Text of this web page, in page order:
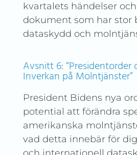
kvartalets händelser
dokument som har stor
dataskydd och
Avsnitt 6: “Presidentorder
Inverkan på Molntjänster”
President Bidens nya
potential att förändra
amerikanska
vad detta innebär för